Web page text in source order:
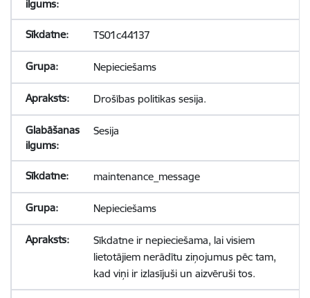
TS01c44137
Nepieciešams
Drošības politikas sesija.
Sesija
maintenance_message
Nepieciešams
Sīkdatne ir nepieciešama, lai visiem
lietotājiem nerādītu ziņojumus pēc tam,
kad viņi ir izlasījuši un aizvēruši tos.